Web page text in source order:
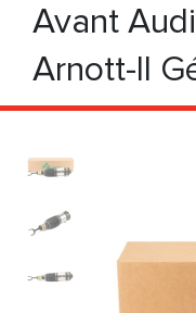
Avant
Arnott-II